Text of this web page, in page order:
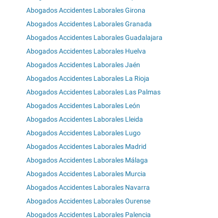
Abogados Accidentes Laborales Girona
Abogados Accidentes Laborales Granada
Abogados Accidentes Laborales Guadalajara
Abogados Accidentes Laborales Huelva
Abogados Accidentes Laborales Jaén
Abogados Accidentes Laborales La Rioja
Abogados Accidentes Laborales Las Palmas
Abogados Accidentes Laborales León
Abogados Accidentes Laborales Lleida
Abogados Accidentes Laborales Lugo
Abogados Accidentes Laborales Madrid
Abogados Accidentes Laborales Málaga
Abogados Accidentes Laborales Murcia
Abogados Accidentes Laborales Navarra
Abogados Accidentes Laborales Ourense
Abogados Accidentes Laborales Palencia